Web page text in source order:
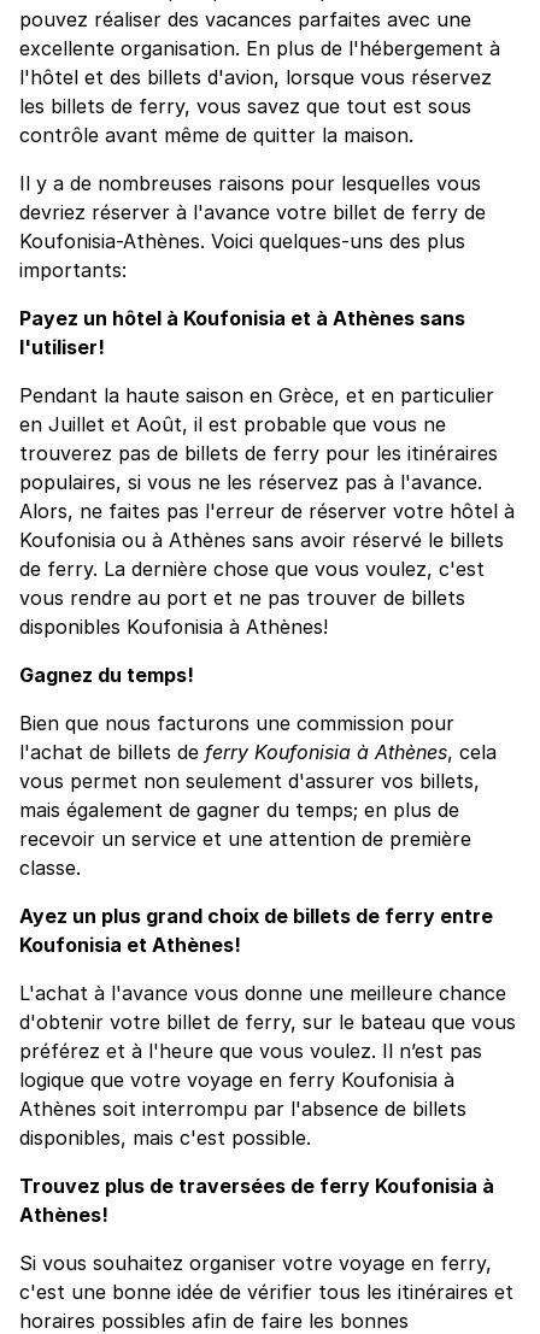
pouvez réaliser des vacances parfaites avec une
excellente organisation. En plus de l'hébergement à
l'hôtel et des billets d'avion, lorsque vous réservez
les billets de ferry, vous savez que tout est sous
contrôle avant même de quitter la maison.
Il y a de nombreuses raisons pour lesquelles vous
devriez réserver à l'avance votre billet de ferry de
Koufonisia-Athènes. Voici quelques-uns des plus
importants:
Payez un hôtel à Koufonisia et à Athènes sans
l'utiliser!
Pendant la haute saison en Grèce, et en particulier
en Juillet et Août, il est probable que vous ne
trouverez pas de billets de ferry pour les itinéraires
populaires, si vous ne les réservez pas à l'avance.
Alors, ne faites pas l'erreur de réserver votre hôtel à
Koufonisia ou à Athènes sans avoir réservé le billets
de ferry. La dernière chose que vous voulez, c'est
vous rendre au port et ne pas trouver de billets
disponibles Koufonisia à Athènes!
Gagnez du temps!
Bien que nous facturons une commission pour
l'achat de billets de ferry Koufonisia à Athènes, cela
vous permet non seulement d'assurer vos billets,
mais également de gagner du temps; en plus de
recevoir un service et une attention de première
classe.
Ayez un plus grand choix de billets de ferry entre
Koufonisia et Athènes!
L'achat à l'avance vous donne une meilleure chance
d'obtenir votre billet de ferry, sur le bateau que vous
préférez et à l'heure que vous voulez. Il n’est pas
logique que votre voyage en ferry Koufonisia à
Athènes soit interrompu par l'absence de billets
disponibles, mais c'est possible.
Trouvez plus de traversées de ferry Koufonisia à
Athènes!
Si vous souhaitez organiser votre voyage en ferry,
c'est une bonne idée de vérifier tous les itinéraires et
horaires possibles afin de faire les bonnes